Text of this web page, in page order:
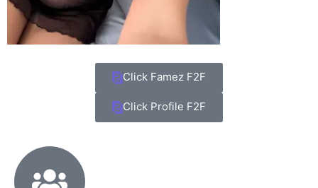
Click Famez F2F
Click Profile F2F